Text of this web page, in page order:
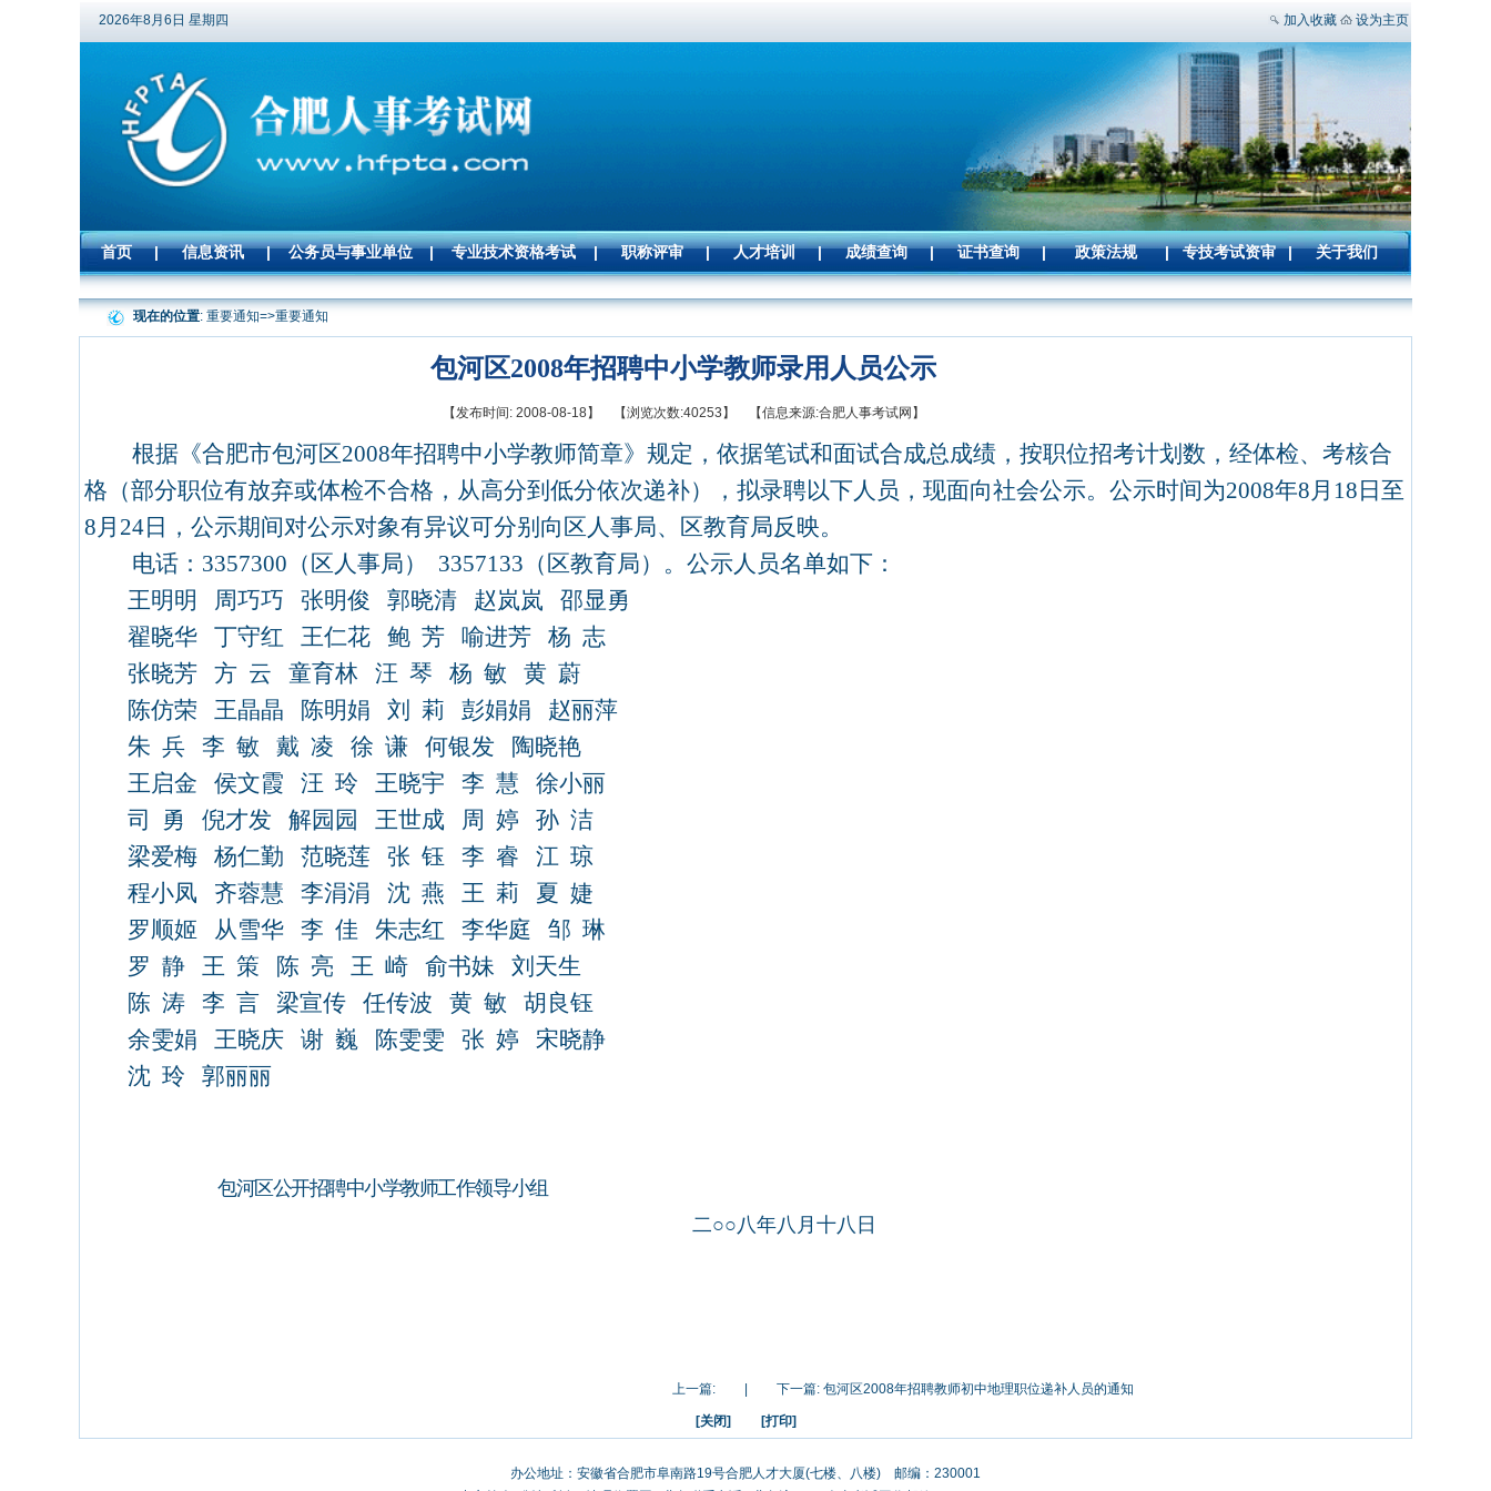
2026年8月6日 星期四 加入收藏 设为主页
首页 | 信息资讯 | 公务员与事业单位 | 专业技术资格考试 | 职称评审 | 人才培训 | 成绩查询 | 证书查询 | 政策法规 | 专技考试资审 | 关于我们
现在的位置: 重要通知=>重要通知
包河区2008年招聘中小学教师录用人员公示
【发布时间: 2008-08-18】 【浏览次数:40253】 【信息来源:合肥人事考试网】
根据《合肥市包河区2008年招聘中小学教师简章》规定，依据笔试和面试合成总成绩，按职位招考计划数，经体检、考核合
格（部分职位有放弃或体检不合格，从高分到低分依次递补），拟录聘以下人员 ， 现面向社会公示。公示时间为2008年8月 18 日 至
8月 24日 ，公示期间对公示对象有异议可分别向区人事局、区教育局反映。
电话： 3357300 （区人事局） 3357133 （区教育局）。公示人员名单如下：
王明明
周巧巧 张明俊 郭晓清 赵岚岚
邵显勇
翟晓华
丁守红 王仁花 鲍 芳 喻进芳 杨 志
张晓芳
方 云 童育林 汪 琴 杨 敏 黄 蔚
陈仿荣
王晶晶 陈明娟 刘 莉 彭娟娟
赵丽萍
朱 兵 李 敏 戴 凌 徐 谦 何银发
陶晓艳
王启金
侯文霞 汪 玲 王晓宇 李 慧
徐小丽
司
勇 倪才发 解园园 王世成 周 婷 孙 洁
梁爱梅
杨仁勤 范晓莲 张 钰 李 睿 江 琼
程小凤
齐蓉慧 李涓涓 沈 燕 王 莉 夏 婕
罗顺姬
从雪华 李 佳 朱志红 李华庭 邹 琳
罗 静 王 策 陈 亮 王 崎 俞书妹
刘天生
陈 涛 李 言 梁宣传 任传波 黄 敏
胡良钰
余雯娟
王晓庆 谢 巍 陈雯雯 张 婷
宋晓静
沈 玲 郭丽丽
包河区公开招聘中小学教师工作领导小组
二○○八年八月十八日
上一篇: 下一篇: 包河区2008年招聘教师初中地理职位递补人员的通知
[关闭] [打印]
办公地址：安徽省合肥市阜南路19号合肥人才大厦(七楼、八楼) 邮编：230001